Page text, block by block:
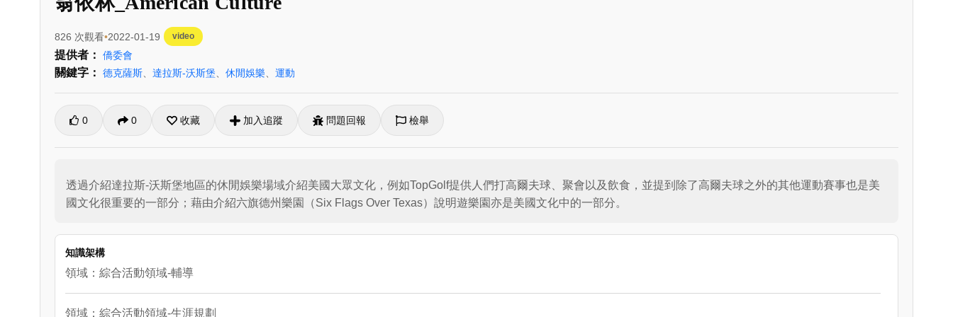
826 次觀看 2022-01-19 video
提供者： 僑委會
關鍵字： 德克薩斯 達拉斯-沃斯堡 休閒娛樂 運動
0 0 收藏 加入追蹤 問題回報 檢舉
透過介紹達拉斯-沃斯堡地區的休閒娛樂場域介紹美國大眾文化，例如TopGolf提供人們打高爾夫球、聚會以及飲食，並提到除了高爾夫球之外的其他運動賽事也是美
國文化很重要的一部分；藉由介紹六旗德州樂園（Six Flags Over Texas）說明遊樂園亦是美國文化中的一部分。
知識架構
領域：綜合活動領域-輔導
領域：綜合活動領域-生涯規劃